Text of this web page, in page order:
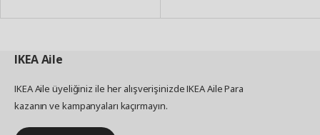
IKEAAile
IKEA Aile üyeliğiniz ile her alışverişinizde IKEA Aile Para
kazanın ve kampanyaları kaçırmayın.